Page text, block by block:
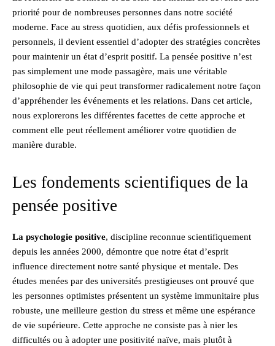
priorité pour de nombreuses personnes dans notre société
moderne. Face au stress quotidien, aux défis professionnels et
personnels, il devient essentiel d’adopter des stratégies concrètes
pour maintenir un état d’esprit positif. La pensée positive n’est
pas simplement une mode passagère, mais une véritable
philosophie de vie qui peut transformer radicalement notre façon
d’appréhender les événements et les relations. Dans cet article,
nous explorerons les différentes facettes de cette approche et
comment elle peut réellement améliorer votre quotidien de
manière durable.
Les fondements scientifiques de la
pensée positive
La psychologie positive, discipline reconnue scientifiquement
depuis les années 2000, démontre que notre état d’esprit
influence directement notre santé physique et mentale. Des
études menées par des universités prestigieuses ont prouvé que
les personnes optimistes présentent un système immunitaire plus
robuste, une meilleure gestion du stress et même une espérance
de vie supérieure. Cette approche ne consiste pas à nier les
difficultés ou à adopter une positivité naïve, mais plutôt à